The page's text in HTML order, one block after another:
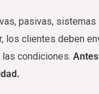
pasivas,
los clientes deben
condiciones.